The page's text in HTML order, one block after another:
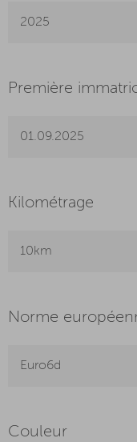
2025
Première
01.09.2025
Kilométrage
10km
Norme
Euro6d
Couleur